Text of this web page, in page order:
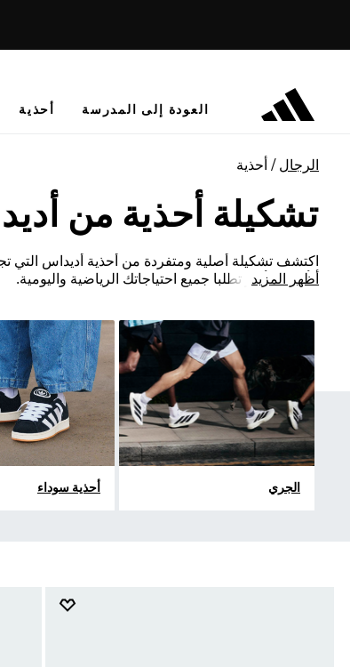
العودة إلى المدرسة أحذية
الرجال أحذية
تشكيلة أحذية من
اكتشف تشكيلة أصلية ومتفردة من أحذية أديداس التي
الأذواق الأكثر تطلبا جميع احتياجاتك الرياضية واليومية.
أظهر المزيد
الجري أحذية سوداء